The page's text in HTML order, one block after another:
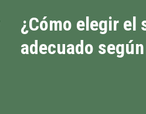
¿Cómo elegir el
adecuado